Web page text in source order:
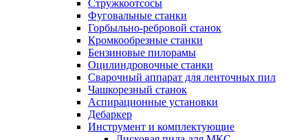
Стружкоотсосы
Фуговальные станки
Горбыльно-ребровой станок
Кромкообрезные станки
Бензиновые пилорамы
Оцилиндровочные станки
Сварочный аппарат для ленточных пил
Чашкорезный станок
Аспирационные установки
Дебаркер
Инструмент и комплектующие